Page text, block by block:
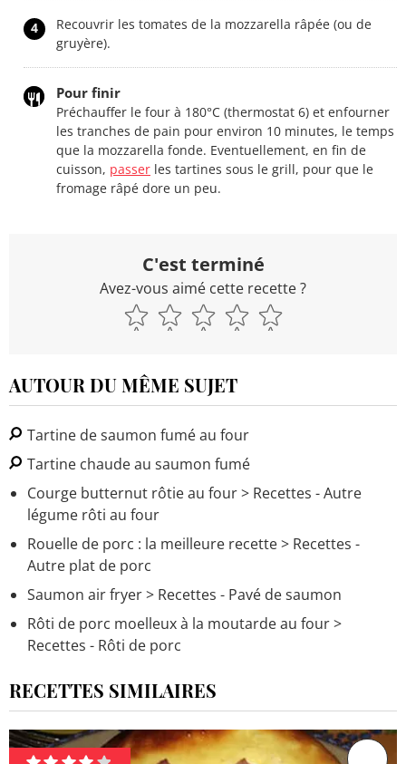
4
Recouvrir les tomates de la mozzarella râpée (ou de
gruyère).
Pour finir
Préchauffer le four à 180°C (thermostat 6) et enfourner
les tranches de pain pour environ 10 minutes, le temps
que la mozzarella fonde. Eventuellement, en fin de
cuisson, passer les tartines sous le grill, pour que le
fromage râpé dore un peu.
C'est terminé
Avez-vous aimé cette recette ?
AUTOUR DU MÊME SUJET
Tartine de saumon fumé au four
Tartine chaude au saumon fumé
Courge butternut rôtie au four> Recettes - Autre
légume rôti au four
Rouelle de porc : la meilleure recette> Recettes -
Autre plat de porc
Saumon air fryer> Recettes - Pavé de saumon
Rôti de porc moelleux à la moutarde au four>
Recettes - Rôti de porc
RECETTES SIMILAIRES